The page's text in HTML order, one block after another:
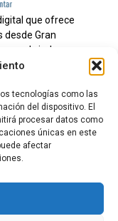
tecnologías como las
del dispositivo. El
procesar datos como
únicas en este
afectar
que ofrece
desde Gran
con brindar
a